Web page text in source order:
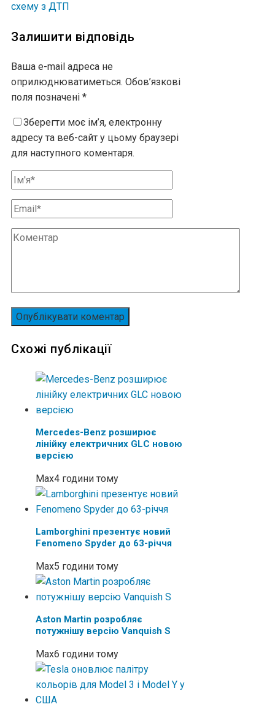
схему з ДТП
Залишити відповідь
Ваша e-mail адреса не
оприлюднюватиметься. Обов’язкові
поля позначені *
Зберегти моє ім’я, електронну
адресу та веб-сайт у цьому браузері
для наступного коментаря.
Схожі публікації
Mercedes-Benz розширює
лінійку електричних GLC новою
версією
Max4 години тому
Lamborghini презентує новий
Fenomeno Spyder до 63-річчя
Max5 години тому
Aston Martin розробляє
потужнішу версію Vanquish S
Max6 години тому